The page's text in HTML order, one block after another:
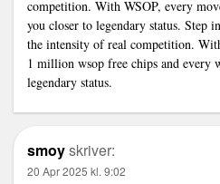
competition. With WSOP, every
you closer to legendary status. Step
the intensity of real competition.
1 million wsop free chips and every
legendary status.
smoyskriver:
20 Apr 2025 kl. 9:02